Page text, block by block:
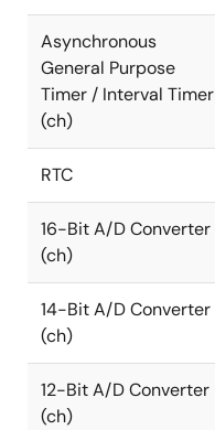
Asynchronous
General Purpose
Timer / Interval Timer
(ch)
RTC
16-Bit A/D Converter
(ch)
14-Bit A/D Converter
(ch)
12-Bit A/D Converter
(ch)